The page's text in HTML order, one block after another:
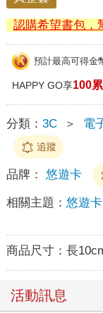
認購希望書包，
預計最高可得金
HAPPY GO享100
分類： 3C ＞ 電
追蹤
品牌： 悠遊卡
相關主題： 悠遊
商品尺寸： 長
活動訊息